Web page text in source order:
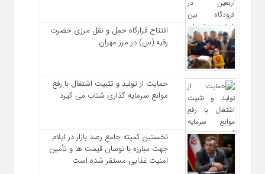
افتتاح قرارگاه حمل‌ و نقل مرزی حضرت
رقیه (س) در مرز مهران
حمایت از تولید و تثبیت اشتغال با رفع
موانع سرمایه‌ گذاری شتاب می‌ گیرد
نخستین کمیته جامع رصد بازار در ایلام
جهت مبارزه با نوسان قیمت‌ ها و تأمین
امنیت غذایی مستقر شده است